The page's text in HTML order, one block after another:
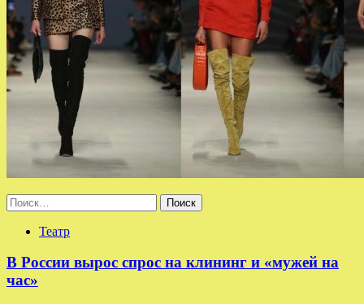
Найти:
Театр
В России вырос спрос на клининг и «мужей на
час»